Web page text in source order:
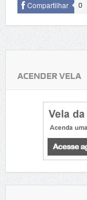
Compartilhar 0
ACENDER VELA